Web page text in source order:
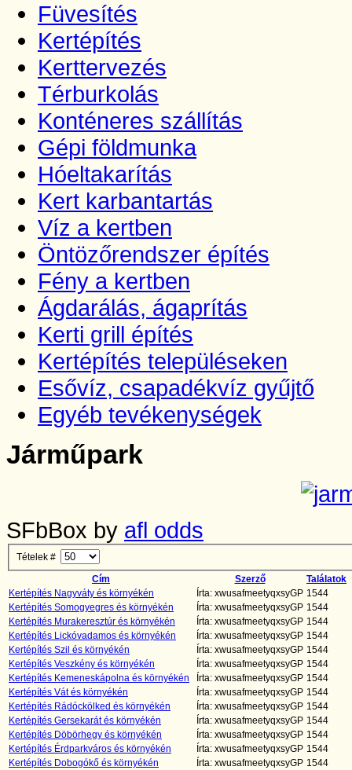
Füvesítés
Kertépítés
Kerttervezés
Térburkolás
Konténeres szállítás
Gépi földmunka
Hóeltakarítás
Kert karbantartás
Víz a kertben
Öntözőrendszer építés
Fény a kertben
Ágdarálás, ágaprítás
Kerti grill építés
Kertépítés településeken
Esővíz, csapadékvíz gyűjtő
Egyéb tevékenységek
Járműpark
SFbBox by afl odds
Tételek #
Cím Szerző
Találatok
Kertépítés Nagyváty és környékén
Írta: xwusafmeetyqxsyGP 1544
Kertépítés Somogyegres és környékén
Írta: xwusafmeetyqxsyGP 1544
Kertépítés Murakeresztúr és környékén
Írta: xwusafmeetyqxsyGP 1544
Kertépítés Lickóvadamos és környékén
Írta: xwusafmeetyqxsyGP 1544
Kertépítés Szil és környékén
Írta: xwusafmeetyqxsyGP 1544
Kertépítés Veszkény és környékén
Írta: xwusafmeetyqxsyGP 1544
Kertépítés Kemeneskápolna és környékén
Írta: xwusafmeetyqxsyGP 1544
Kertépítés Vát és környékén
Írta: xwusafmeetyqxsyGP 1544
Kertépítés Rádóckölked és környékén
Írta: xwusafmeetyqxsyGP 1544
Kertépítés Gersekarát és környékén
Írta: xwusafmeetyqxsyGP 1544
Kertépítés Döbörhegy és környékén
Írta: xwusafmeetyqxsyGP 1544
Kertépítés Érdparkváros és környékén
Írta: xwusafmeetyqxsyGP 1544
Kertépítés Dobogókő és környékén
Írta: xwusafmeetyqxsyGP 1544